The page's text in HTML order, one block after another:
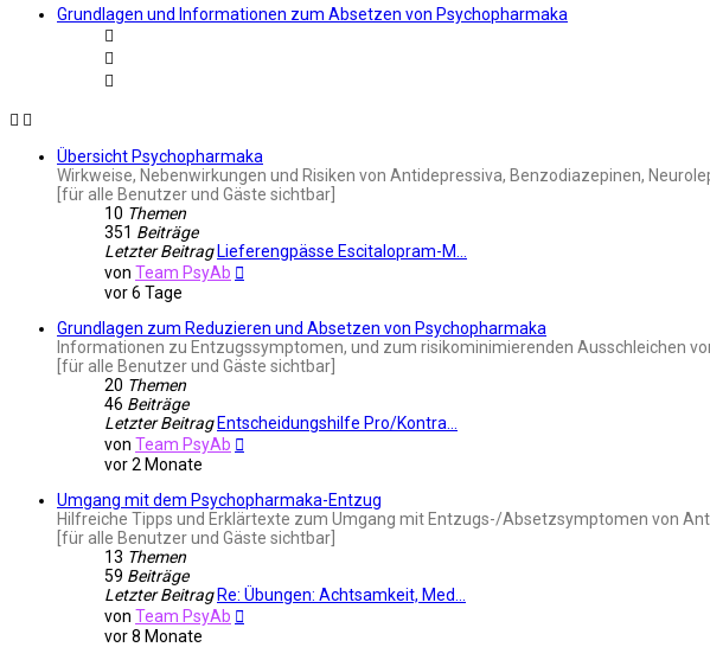
Grundlagen und Informationen zum Absetzen von Psychopharmaka
Übersicht Psychopharmaka
Wirkweise, Nebenwirkungen und Risiken von Antidepressiva, Benzodiazepinen,
[für alle Benutzer und Gäste sichtbar]
10 Themen
351 Beiträge
Letzter Beitrag Lieferengpässe Escitalopram-M…
von Team PsyAb
vor 6 Tage
Grundlagen zum Reduzieren und Absetzen von Psychopharmaka
Informationen zu Entzugssymptomen, und zum risikominimierenden Ausschleichen
[für alle Benutzer und Gäste sichtbar]
20 Themen
46 Beiträge
Letzter Beitrag Entscheidungshilfe Pro/Kontra…
von Team PsyAb
vor 2 Monate
Umgang mit dem Psychopharmaka-Entzug
Hilfreiche Tipps und Erklärtexte zum Umgang mit Entzugs-/Absetzsymptomen von
[für alle Benutzer und Gäste sichtbar]
13 Themen
59 Beiträge
Letzter Beitrag Re: Übungen: Achtsamkeit, Med…
von Team PsyAb
vor 8 Monate